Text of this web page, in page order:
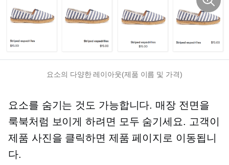
요소의 다양한 레이아웃(제품 이름 및 가격)
요소를 숨기는 것도 가능합니다. 매장 전면을
룩북처럼 보이게 하려면 모두 숨기세요. 고객이
제품 사진을 클릭하면 제품 페이지로 이동됩니
다.